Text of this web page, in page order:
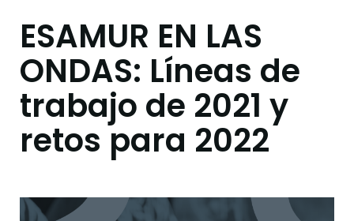
ESAMUR EN LAS
ONDAS: Líneas de
trabajo de 2021 y
retos para 2022